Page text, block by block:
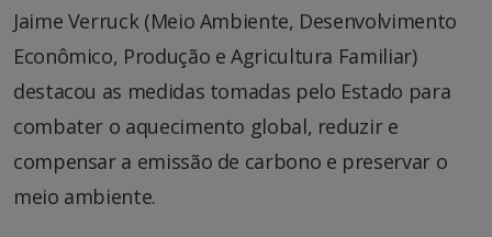
Jaime Verruck (Meio Ambiente, Desenvolvimento
Econômico, Produção e Agricultura Familiar)
destacou as medidas tomadas pelo Estado para
combater o aquecimento global, reduzir e
compensar a emissão de carbono e preservar o
meio ambiente.